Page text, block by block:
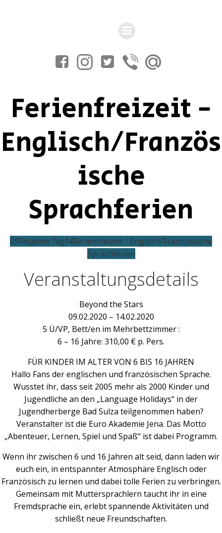
springen
Ferienfreizeit -
Englisch/Französ
ische
Sprachferien
09FebJeden Tag14Ferienfreizeit - Englisch/Französische
Sprachferien
Veranstaltungsdetails
Beyond the Stars
09.02.2020 – 14.02.2020
5 Ü/VP, Bett/en im Mehrbettzimmer :
6 – 16 Jahre: 310,00 € p. Pers.
FÜR KINDER IM ALTER VON 6 BIS 16 JAHREN
Hallo Fans der englischen und französischen Sprache.
Wusstet ihr, dass seit 2005 mehr als 2000 Kinder und
Jugendliche an den „Language Holidays“ in der
Jugendherberge Bad Sulza teilgenommen haben?
Veranstalter ist die Euro Akademie Jena. Das Motto
„Abenteuer, Lernen, Spiel und Spaß“ ist dabei Programm.
Wenn ihr zwischen 6 und 16 Jahren alt seid, dann laden wir
euch ein, in entspannter Atmosphäre Englisch oder
Französisch zu lernen und dabei tolle Ferien zu verbringen.
Gemeinsam mit Muttersprachlern taucht ihr in eine
Fremdsprache ein, erlebt spannende Aktivitäten und
schließt neue Freundschaften.